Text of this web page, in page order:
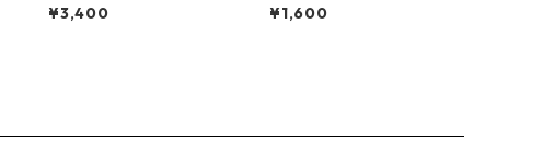
tionaries - Juks We A Juk
s【10-90000】
¥3,400
l Maiden【7-21788】
¥1,600